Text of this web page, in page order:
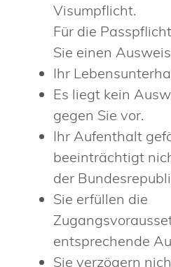
Visumpflicht.
Für die
Sie einen
Ihr
Es liegt kein
gegen Sie vor.
Ihr Aufenthalt
beeinträchtigt
der
Sie erfüllen die
entsprechende
Sie verzögern